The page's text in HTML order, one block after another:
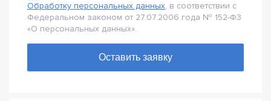
Обработку персональных данных, в соответствии с
Федеральном законом от 27.07.2006 года № 152-Ф3
«О персональных данных».